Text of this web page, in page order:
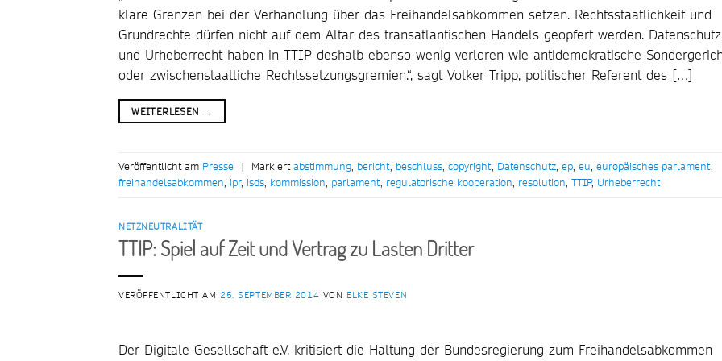
klare Grenzen bei der Verhandlung über das Freihandelsabkommen setzen. Rechtsstaatlichkeit und
Grundrechte dürfen nicht auf dem Altar des transatlantischen Handels geopfert werden. Datenschutz
und Urheberrecht haben in TTIP deshalb ebenso wenig verloren wie antidemokratische
oder zwischenstaatliche Rechtssetzungsgremien.“, sagt Volker Tripp, politischer Referent des […]
WEITERLESEN →
Veröffentlicht am Presse | Markiertabstimmung, bericht, beschluss, copyright, Datenschutz, ep, eu, europäisches parlament,
freihandelsabkommen, ipr, isds, kommission, parlament, regulatorische kooperation, resolution, TTIP, Urheberrecht
NETZNEUTRALITÄT
TTIP: Spiel auf Zeit und Vertrag zu Lasten Dritter
VERÖFFENTLICHT AM 25. SEPTEMBER 2014 VON ELKE STEVEN
Der Digitale Gesellschaft e.V. kritisiert die Haltung der Bundesregierung zum Freihandelsabkommen